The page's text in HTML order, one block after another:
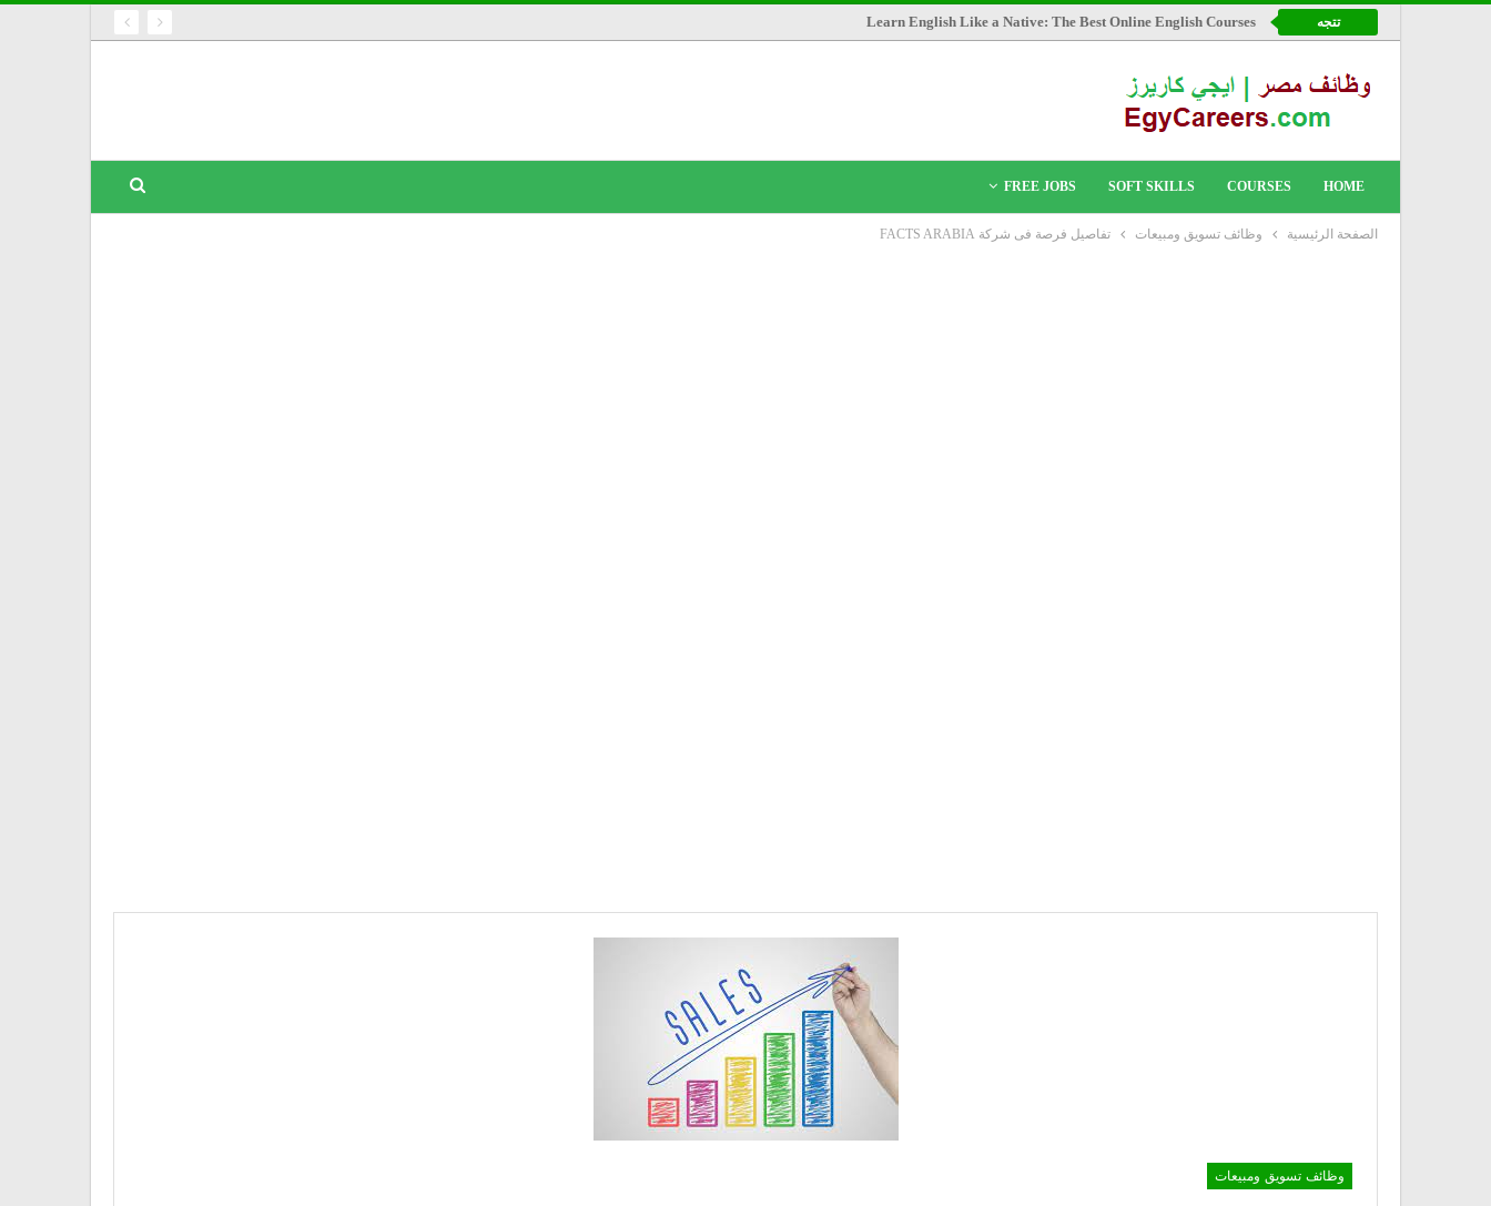
تتجه Learn English Like a Native: The Best Online English Courses
HOME
COURSES
SOFT SKILLS
FREE JOBS
الصفحة الرئيسية وظائف تسويق ومبيعات تفاصيل فرصة فى شركة FACTS ARABIA
وظائف تسويق ومبيعات